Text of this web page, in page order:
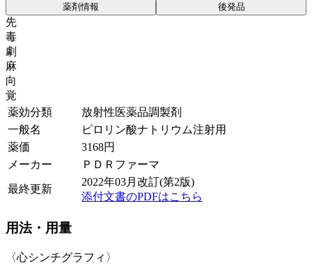
薬剤情報 後発品
先
毒
劇
麻
向
覚
薬効分類
放射性医薬品調製剤
一般名
ピロリン酸ナトリウム注射用
薬価
3168円
メーカー
ＰＤＲファーマ
最終更新
2022年03月改訂(第2版)
添付文書のPDFはこちら
用法・用量
〈心シンチグラフィ〉